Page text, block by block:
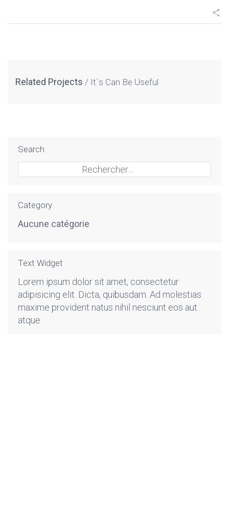
Related Projects It`s Can Be Useful
Search
Category
Aucune catégorie
Text Widget
Lorem ipsum dolor sit amet, consectetur
adipisicing elit. Dicta, quibusdam. Ad molestias
maxime provident natus nihil nesciunt eos aut
atque.